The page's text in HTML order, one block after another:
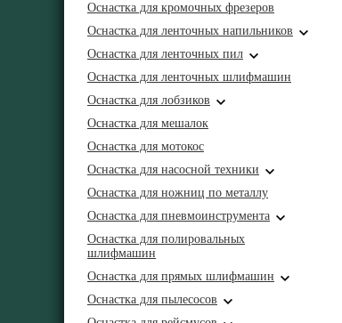
Оснастка для кромочных фрезеров
Оснастка для ленточных напильников
Оснастка для ленточных пил
Оснастка для ленточных шлифмашин
Оснастка для лобзиков
Оснастка для мешалок
Оснастка для мотокос
Оснастка для насосной техники
Оснастка для ножниц по металлу
Оснастка для пневмоинструмента
Оснастка для полировальных
шлифмашин
Оснастка для прямых шлифмашин
Оснастка для пылесосов